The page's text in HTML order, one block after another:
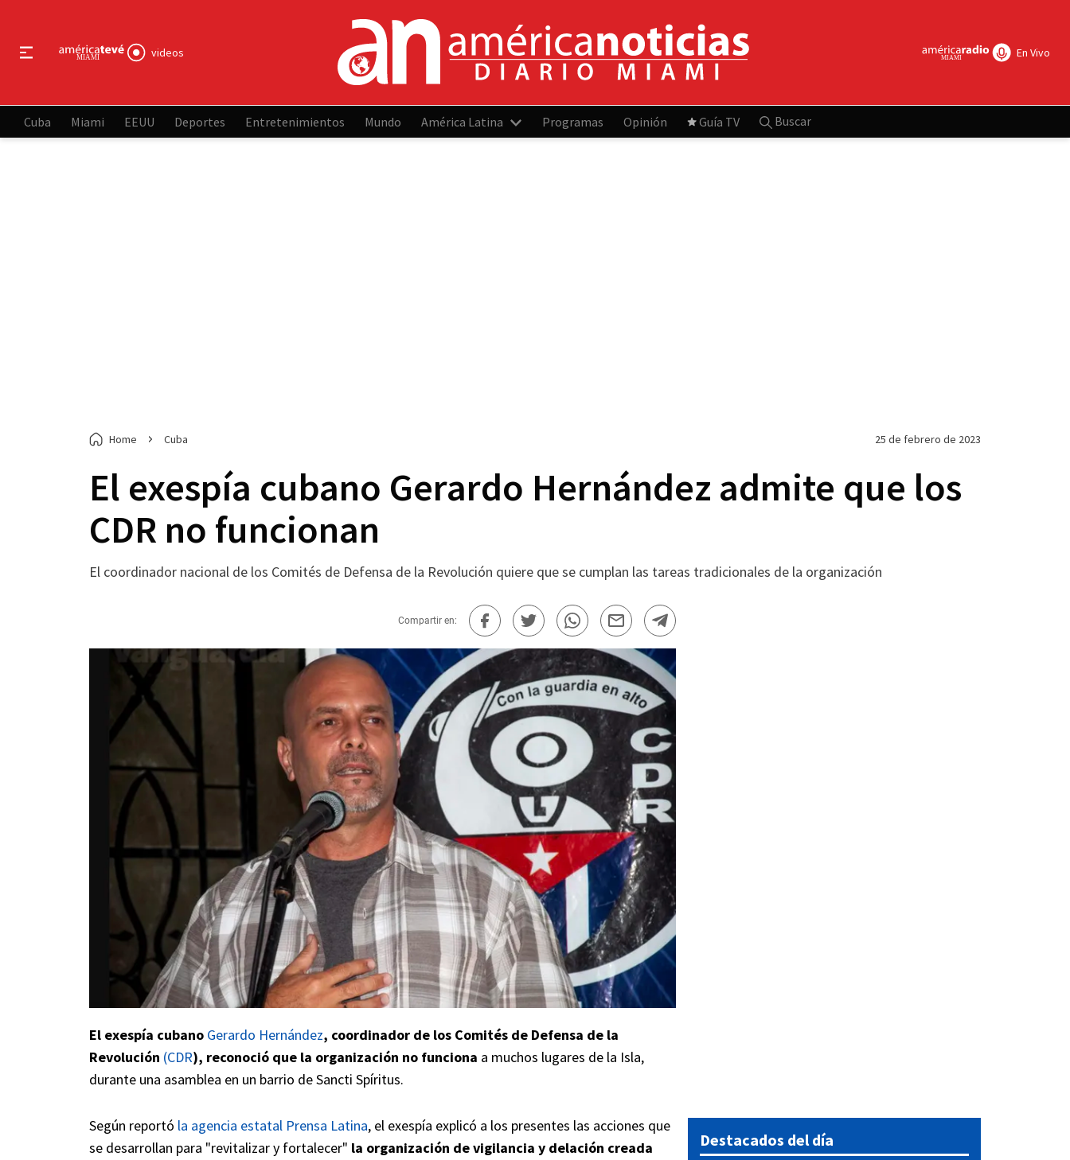
videos En Vivo
Cuba Miami EEUU Deportes Entretenimientos Mundo América Latina Programas Opinión Guía TV Buscar
Home Cuba 25 de febrero de 2023
El exespía cubano Gerardo Hernández admite que los
CDR no funcionan
El coordinador nacional de los Comités de Defensa de la Revolución quiere que se cumplan las tareas tradicionales de la organización
Compartir en:
El exespía cubano Gerardo Hernández, coordinador de los Comités de Defensa de la
Revolución (CDR), reconoció que la organización no funciona a muchos lugares de la Isla,
durante una asamblea en un barrio de Sancti Spíritus.
Según reportó la agencia estatal Prensa Latina, el exespía explicó a los presentes las acciones que
se desarrollan para "revitalizar y fortalecer" la organización de vigilancia y delación creada
Destacados del día